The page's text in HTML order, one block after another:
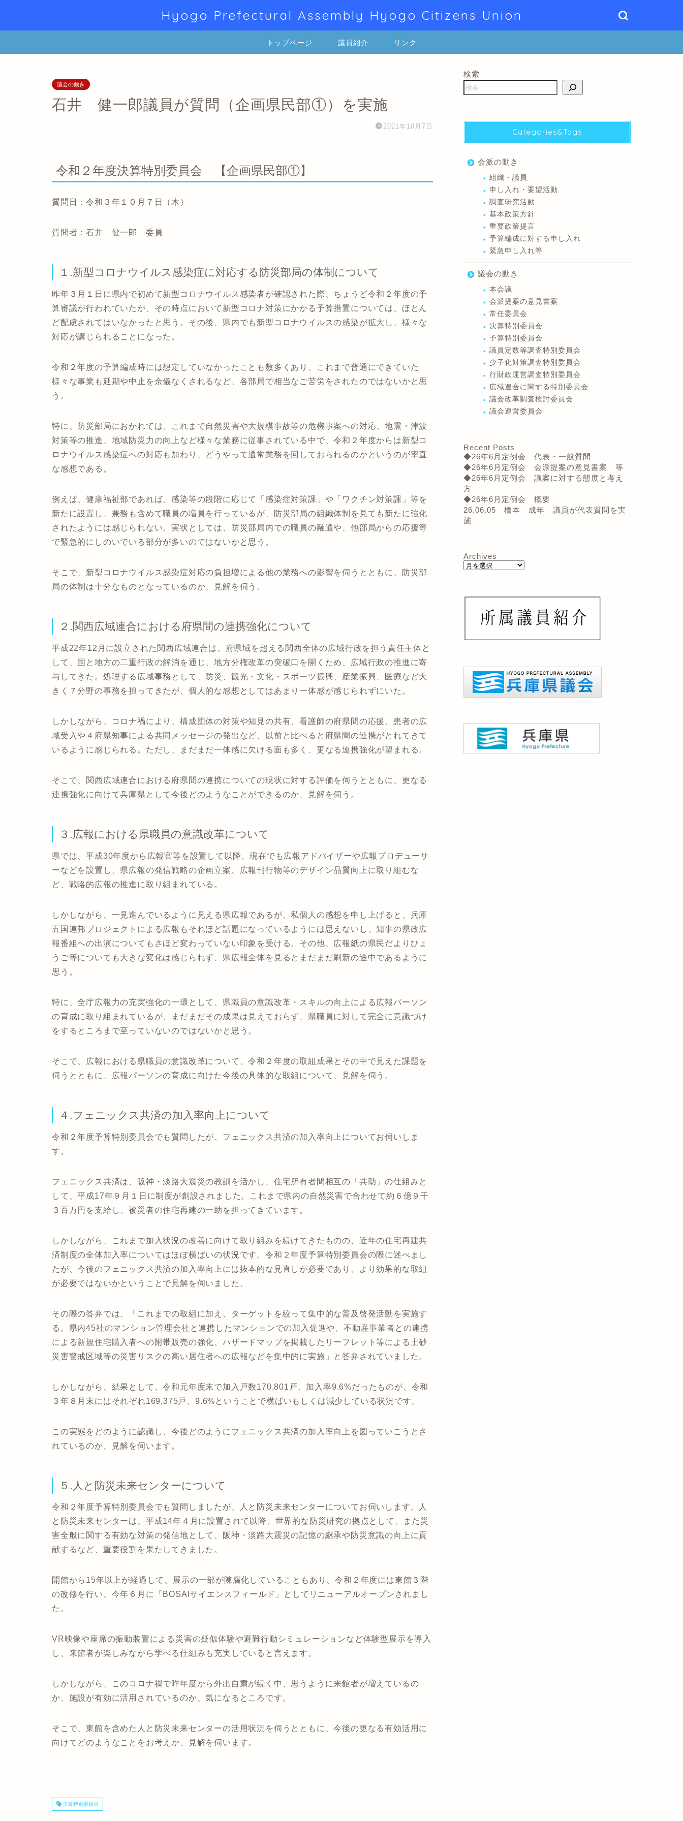
Hyogo Prefectural Assembly Hyogo Citizens Union
トップページ 議員紹介 リンク
議会の動き
石井 健一郎議員が質問（企画県民部①）を実施
2021年10月7日
令和２年度決算特別委員会 【企画県民部①】
質問日：令和３年１０月７日（木）
質問者：石井 健一郎 委員
１.新型コロナウイルス感染症に対応する防災部局の体制について
昨年３月１日に県内で初めて新型コロナウイルス感染者が確認された際、ちょうど令和２年度の予
算審議が行われていたが、その時点において新型コロナ対策にかかる予算措置については、ほとん
ど配慮されてはいなかったと思う。その後、県内でも新型コロナウイルスの感染が拡大し、様々な
対応が講じられることになった。
令和２年度の予算編成時には想定していなかったことも数多くあり、これまで普通にできていた
様々な事業も延期や中止を余儀なくされるなど、各部局で相当なご苦労をされたのではないかと思
う。
特に、防災部局におかれては、これまで自然災害や大規模事故等の危機事案への対応、地震・津波
対策等の推進、地域防災力の向上など様々な業務に従事されている中で、令和２年度からは新型コ
ロナウイルス感染症への対応も加わり、どうやって通常業務を回しておられるのかというのが率直
な感想である。
例えば、健康福祉部であれば、感染等の段階に応じて「感染症対策課」や「ワクチン対策課」等を
新たに設置し、兼務も含めて職員の増員を行っているが、防災部局の組織体制を見ても新たに強化
されたようには感じられない。実状としては、防災部局内での職員の融通や、他部局からの応援等
で緊急的にしのいでいる部分が多いのではないかと思う。
そこで、新型コロナウイルス感染症対応の負担増による他の業務への影響を伺うとともに、防災部
局の体制は十分なものとなっているのか、見解を伺う。
２.関西広域連合における府県間の連携強化について
平成22年12月に設立された関西広域連合は、府県域を超える関西全体の広域行政を担う責任主体と
して、国と地方の二重行政の解消を通じ、地方分権改革の突破口を開くため、広域行政の推進に寄
与してきた。処理する広域事務として、防災、観光・文化・スポーツ振興、産業振興、医療など大
きく７分野の事務を担ってきたが、個人的な感想としてはあまり一体感が感じられずにいた。
しかしながら、コロナ禍により、構成団体の対策や知見の共有、看護師の府県間の応援、患者の広
域受入や４府県知事による共同メッセージの発出など、以前と比べると府県間の連携がとれてきて
いるように感じられる。ただし、まだまだ一体感に欠ける面も多く、更なる連携強化が望まれる。
そこで、関西広域連合における府県間の連携についての現状に対する評価を伺うとともに、更なる
連携強化に向けて兵庫県として今後どのようなことができるのか、見解を伺う。
３.広報における県職員の意識改革について
県では、平成30年度から広報官等を設置して以降、現在でも広報アドバイザーや広報プロデューサ
ーなどを設置し、県広報の発信戦略の企画立案、広報刊行物等のデザイン品質向上に取り組むな
ど、戦略的広報の推進に取り組まれている。
しかしながら、一見進んでいるように見える県広報であるが、私個人の感想を申し上げると、兵庫
五国連邦プロジェクトによる広報もそれほど話題になっているようには思えないし、知事の県政広
報番組への出演についてもさほど変わっていない印象を受ける。その他、広報紙の県民だよりひょ
うご等についても大きな変化は感じられず、県広報全体を見るとまだまだ刷新の途中であるように
思う。
特に、全庁広報力の充実強化の一環として、県職員の意識改革・スキルの向上による広報パーソン
の育成に取り組まれているが、まだまだその成果は見えておらず、県職員に対して完全に意識づけ
をするところまで至っていないのではないかと思う。
そこで、広報における県職員の意識改革について、令和２年度の取組成果とその中で見えた課題を
伺うとともに、広報パーソンの育成に向けた今後の具体的な取組について、見解を伺う。
４.フェニックス共済の加入率向上について
令和２年度予算特別委員会でも質問したが、フェニックス共済の加入率向上についてお伺いしま
す。
フェニックス共済は、阪神・淡路大震災の教訓を活かし、住宅所有者間相互の「共助」の仕組みと
して、平成17年９月１日に制度が創設されました。これまで県内の自然災害で合わせて約６億９千
３百万円を支給し、被災者の住宅再建の一助を担ってきています。
しかしながら、これまで加入状況の改善に向けて取り組みを続けてきたものの、近年の住宅再建共
済制度の全体加入率についてはほぼ横ばいの状況です。令和２年度予算特別委員会の際に述べまし
たが、今後のフェニックス共済の加入率向上には抜本的な見直しが必要であり、より効果的な取組
が必要ではないかということで見解を伺いました。
その際の答弁では、「これまでの取組に加え、ターゲットを絞って集中的な普及啓発活動を実施す
る。県内45社のマンション管理会社と連携したマンションでの加入促進や、不動産事業者との連携
による新規住宅購入者への附帯販売の強化、ハザードマップを掲載したリーフレット等による土砂
災害警戒区域等の災害リスクの高い居住者への広報などを集中的に実施」と答弁されていました。
しかしながら、結果として、令和元年度末で加入戸数170,801戸、加入率9.6%だったものが、令和
３年８月末にはそれぞれ169,375戸、9.6%ということで横ばいもしくは減少している状況です。
この実態をどのように認識し、今後どのようにフェニックス共済の加入率向上を図っていこうとさ
れているのか、見解を伺います。
５.人と防災未来センターについて
令和２年度予算特別委員会でも質問しましたが、人と防災未来センターについてお伺いします。人
と防災未来センターは、平成14年４月に設置されて以降、世界的な防災研究の拠点として、また災
害全般に関する有効な対策の発信地として、阪神・淡路大震災の記憶の継承や防災意識の向上に貢
献するなど、重要役割を果たしてきました。
開館から15年以上が経過して、展示の一部が陳腐化していることもあり、令和２年度には東館３階
の改修を行い、今年６月に「BOSAIサイエンスフィールド」としてリニューアルオープンされまし
た。
VR映像や座席の振動装置による災害の疑似体験や避難行動シミュレーションなど体験型展示を導入
し、来館者が楽しみながら学べる仕組みも充実していると言えます。
しかしながら、このコロナ禍で昨年度から外出自粛が続く中、思うように来館者が増えているの
か、施設が有効に活用されているのか、気になるところです。
そこで、東館を含めた人と防災未来センターの活用状況を伺うとともに、今後の更なる有効活用に
向けてどのようなことをお考えか、見解を伺います。
決算特別委員会
検索
Categories&Tags
会派の動き
組織・議員
申し入れ・要望活動
調査研究活動
基本政策方針
重要政策提言
予算編成に対する申し入れ
緊急申し入れ等
議会の動き
本会議
会派提案の意見書案
常任委員会
決算特別委員会
予算特別委員会
議員定数等調査特別委員会
少子化対策調査特別委員会
行財政運営調査特別委員会
広域連合に関する特別委員会
議会改革調査検討委員会
議会運営委員会
Recent Posts
◆26年6月定例会 代表・一般質問
◆26年6月定例会 会派提案の意見書案 等
◆26年6月定例会 議案に対する態度と考え
方
◆26年6月定例会 概要
26.06.05 橋本 成年 議員が代表質問を実
施
Archives